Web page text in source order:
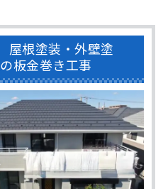
根塗装・外壁塗
板金巻き工事